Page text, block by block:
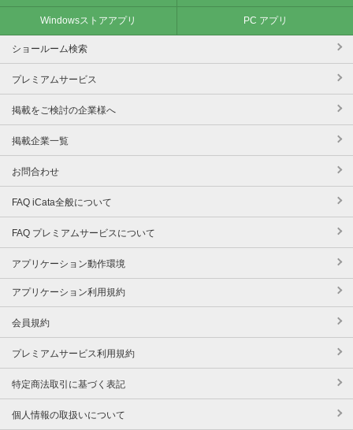
Windowsストアアプリ PC アプリ
ショールーム検索
プレミアムサービス
掲載をご検討の企業様へ
掲載企業一覧
お問合わせ
FAQ iCata全般について
FAQ プレミアムサービスについて
アプリケーション動作環境
アプリケーション利用規約
会員規約
プレミアムサービス利用規約
特定商法取引に基づく表記
個人情報の取扱いについて